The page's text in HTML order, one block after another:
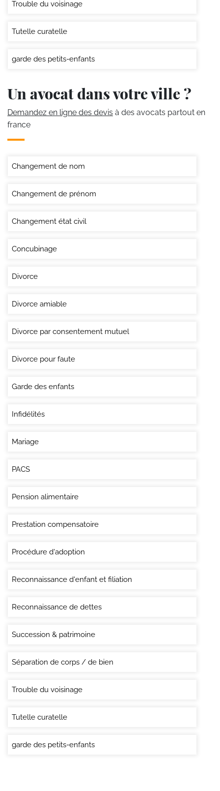
Trouble du voisinage
Tutelle curatelle
garde des petits-enfants
Un avocat dans votre ville ?
Demandez en ligne des devis à des avocats partout en
france
Changement de nom
Changement de prénom
Changement état civil
Concubinage
Divorce
Divorce amiable
Divorce par consentement mutuel
Divorce pour faute
Garde des enfants
Infidélités
Mariage
PACS
Pension alimentaire
Prestation compensatoire
Procédure d'adoption
Reconnaissance d'enfant et filiation
Reconnaissance de dettes
Succession & patrimoine
Séparation de corps / de bien
Trouble du voisinage
Tutelle curatelle
garde des petits-enfants